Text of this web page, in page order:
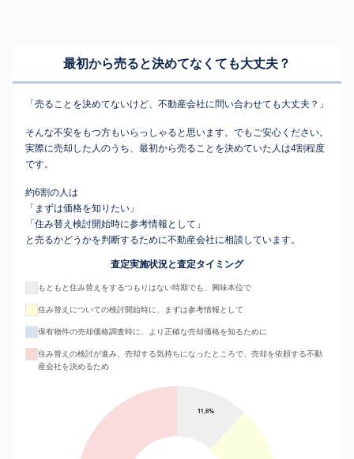
最初から売ると決めてなくても大丈夫？
「売ることを決めてないけど、不動産会社に問い合わせても大丈夫？」
そんな不安をもつ方もいらっしゃると思います。でもご安心ください。
実際に売却した人のうち、最初から売ることを決めていた人は4割程度
です。
約6割の人は
「まずは価格を知りたい」
「住み替え検討開始時に参考情報として」
と売るかどうかを判断するために不動産会社に相談しています。
査定実施状況と査定タイミング
もともと住み替えをするつもりはない時期でも、興味本位で
住み替えについての検討開始時に、まずは参考情報として
保有物件の売却価格調査時に、より正確な売却価格を知るために
住み替えの検討が進み、売却する気持ちになったところで、売却を依頼する不動
産会社を決めるため